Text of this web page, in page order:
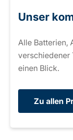
Unser
Alle Batterien,
verschiedener
einen Blick.
Zu allen